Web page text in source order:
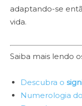
adaptando-se
vida.
Saiba mais lendo
Descubra o
Numerologia